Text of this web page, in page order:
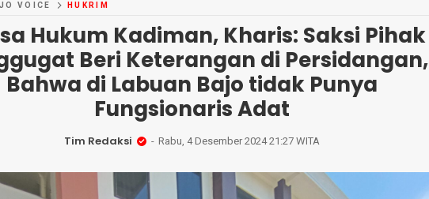
VOICE HUKRIM
Hukum Kadiman, Kharis: Saksi Pihak
Beri Keterangan di Persidangan,
Bahwa di Labuan Bajo tidak Punya
Fungsionaris Adat
Tim Redaksi Rabu, 4 Desember 2024 21:27 WITA